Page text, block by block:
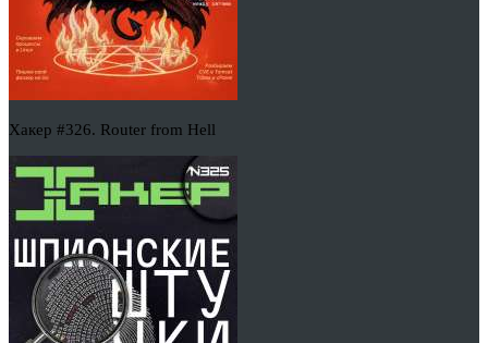
Хакер #326. Router from Hell